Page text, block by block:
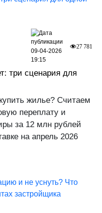
три сценария для
жилье? Считаем
переплату и
за 12 млн рублей
на апрель 2026
27 781
09-04-2026
19:15